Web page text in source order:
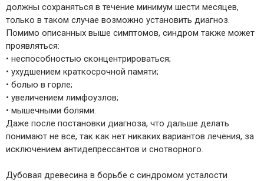
должны сохраняться в течение минимум шести месяцев,
только в таком случае возможно установить диагноз.
Помимо описанных выше симптомов, синдром также может
проявляться:
• неспособностью сконцентрироваться;
• ухудшением краткосрочной памяти;
• болью в горле;
• увеличением лимфоузлов;
• мышечными болями.
Даже после постановки диагноза, что дальше делать
понимают не все, так как нет никаких вариантов лечения, за
исключением антидепрессантов и снотворного.
Дубовая древесина в борьбе с синдромом усталости